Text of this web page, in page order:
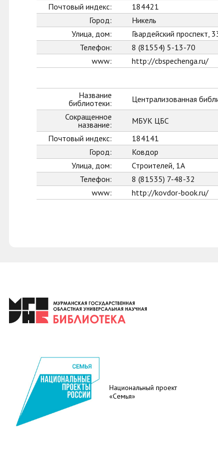
Почтовый индекс:
184421
Город:
Никель
Улица, дом:
Гвардейский проспект,
Телефон:
8 (81554) 5-13-70
www:
http://cbspechenga.ru/
Название
библиотеки:
Централизованная
Сокращенное
название:
МБУК ЦБС
Почтовый индекс:
184141
Город:
Ковдор
Улица, дом:
Строителей, 1А
Телефон:
8 (81535) 7-48-32
www:
http://kovdor-book.ru/
Национальный проект
«Семья»